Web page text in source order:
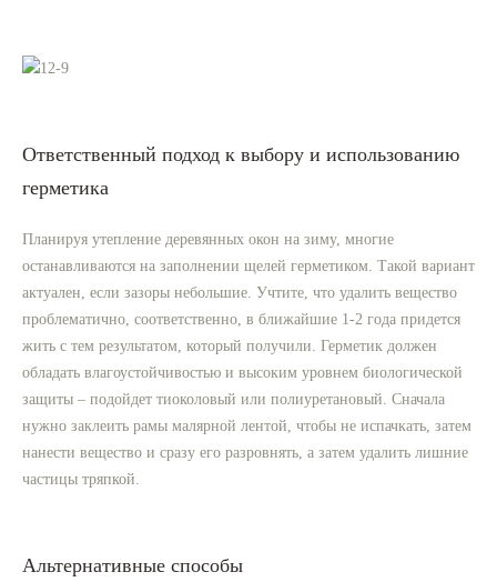
Ответственный подход к выбору и использованию
герметика
Планируя утепление деревянных окон на зиму, многие
останавливаются на заполнении щелей герметиком. Такой вариант
актуален, если зазоры небольшие. Учтите, что удалить вещество
проблематично, соответственно, в ближайшие 1-2 года придется
жить с тем результатом, который получили. Герметик должен
обладать влагоустойчивостью и высоким уровнем биологической
защиты – подойдет тиоколовый или полиуретановый. Сначала
нужно заклеить рамы малярной лентой, чтобы не испачкать, затем
нанести вещество и сразу его разровнять, а затем удалить лишние
частицы тряпкой.
Альтернативные способы